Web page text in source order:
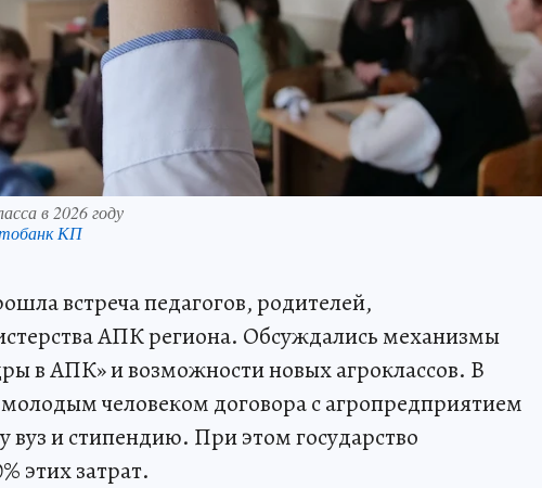
в 2026 году
КП
встреча педагогов, родителей,
АПК региона. Обсуждались механизмы
в АПК» и возможности новых агроклассов. В
человеком договора с агропредприятием
вуз и стипендию. При этом государство
этих затрат.